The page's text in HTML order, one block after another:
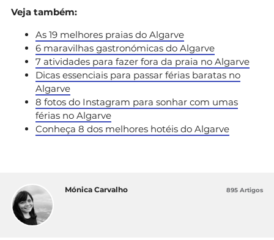
Veja também:
As 19 melhores praias do Algarve
6 maravilhas gastronómicas do Algarve
7 atividades para fazer fora da praia no Algarve
Dicas essenciais para passar férias baratas no
Algarve
8 fotos do Instagram para sonhar com umas
férias no Algarve
Conheça 8 dos melhores hotéis do Algarve
Mónica Carvalho 895 Artigos